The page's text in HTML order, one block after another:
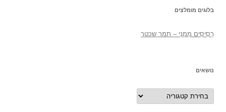
בלוגים מומלצים
רְסִיסִים מִמֶנִי – תמר שכטר
נושאים
נושאים